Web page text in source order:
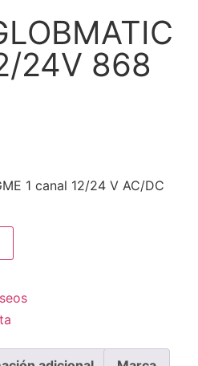
24V 868
1 canal 12/24 V AC/DC